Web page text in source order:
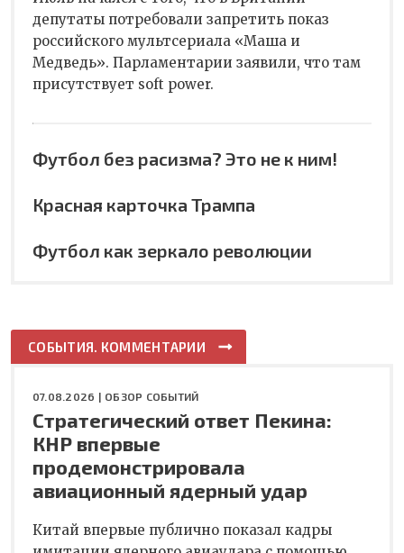
депутаты потребовали запретить показ
российского мультсериала «Маша и
Медведь». Парламентарии заявили, что там
присутствует soft power.
Футбол без расизма? Это не к ним!
Красная карточка Трампа
Футбол как зеркало революции
СОБЫТИЯ. КОММЕНТАРИИ
07.08.2026 | ОБЗОР СОБЫТИЙ
Стратегический ответ Пекина:
КНР впервые
продемонстрировала
авиационный ядерный удар
Китай впервые публично показал кадры